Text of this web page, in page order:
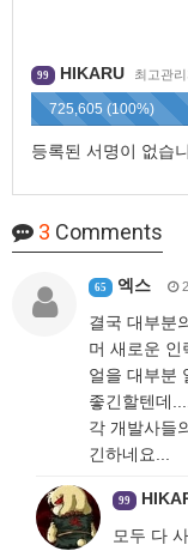
99 HIKARU 최고관
725,605 (100%)
등록된 서명이 없습
3 Comments
65 엑스
결국 대부분
머 새로운 인
얼을 대부분
좋긴할텐데
각 개발사들
긴하네요...
99
모두 다